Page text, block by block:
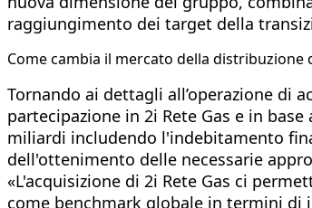
raggiungimento dei target della
Come cambia il mercato della distribuzione
Tornando ai dettagli all’operazione di
partecipazione in 2i Rete Gas e in
miliardi includendo l'indebitamento
dell'ottenimento delle necessarie
«L'acquisizione di 2i Rete Gas ci
come benchmark globale in termini di